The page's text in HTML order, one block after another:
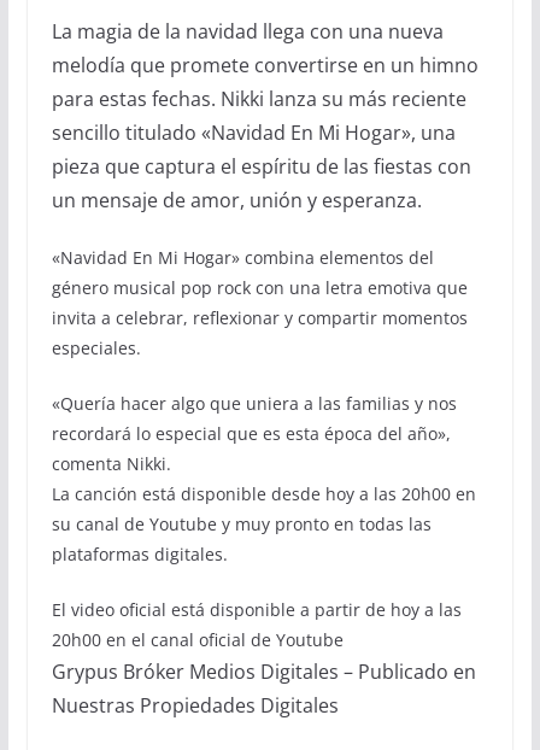
La magia de la navidad llega con una nueva
melodía que promete convertirse en un himno
para estas fechas. Nikki lanza su más reciente
sencillo titulado «Navidad En Mi Hogar», una
pieza que captura el espíritu de las fiestas con
un mensaje de amor, unión y esperanza.
«Navidad En Mi Hogar» combina elementos del
género musical pop rock con una letra emotiva que
invita a celebrar, reflexionar y compartir momentos
especiales.
«Quería hacer algo que uniera a las familias y nos
recordará lo especial que es esta época del año»,
comenta Nikki.
La canción está disponible desde hoy a las 20h00 en
su canal de Youtube y muy pronto en todas las
plataformas digitales.
El video oficial está disponible a partir de hoy a las
20h00 en el canal oficial de Youtube
Grypus Bróker Medios Digitales – Publicado en
Nuestras Propiedades Digitales